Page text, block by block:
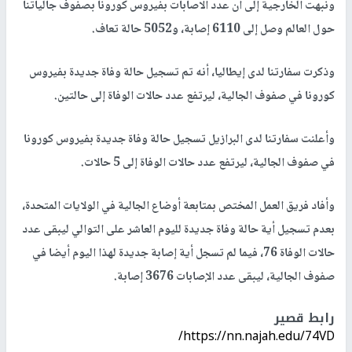
ونبهت الخارجية إلى أن عدد الاصابات بفيروس كورونا بصفوف جالياتنا
حول العالم وصل إلى 6110 إصابة، و5052 حالة تعاف.
وذكرت سفارتنا لدى إيطاليا، أنه تم تسجيل حالة وفاة جديدة بفيروس
كورونا في صفوف الجالية، ليرتفع عدد حالات الوفاة إلى حالتين.
وأعلنت سفارتنا لدى البرازيل تسجيل حالة وفاة جديدة بفيروس كورونا
في صفوف الجالية، ليرتفع عدد حالات الوفاة إلى 5 حالات.
وأفاد فريق العمل المختص بمتابعة أوضاع الجالية في الولايات المتحدة،
بعدم تسجيل أية حالة وفاة جديدة لليوم العاشر على التوالي ليبقى عدد
حالات الوفاة 76، فيما لم تسجل أية إصابة جديدة لهذا اليوم أيضا في
صفوف الجالية، ليبقى عدد الإصابات 3676 إصابة.
رابط قصير
https://nn.najah.edu/74VD/